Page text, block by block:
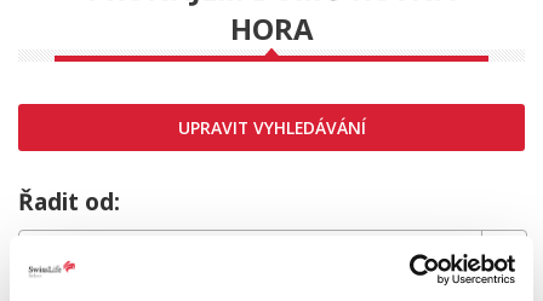
NABÍDKA NEMOVITOSTÍ
CHCI PRODAT / PRONAJMOUT
HLÍDAT NOVÉ NABÍDKY
CHCI OCENIT NEMOVITOST
O NÁS
REFERENCE
HORA
UPRAVIT VYHLEDÁVÁNÍ
Řadit od: